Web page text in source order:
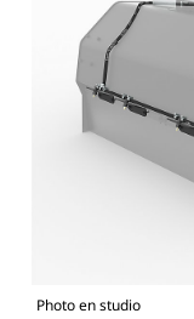
Photo en studio